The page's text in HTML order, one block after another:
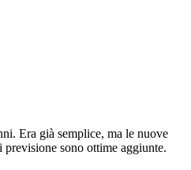
Era già semplice, ma le nuove
sono ottime aggiunte.